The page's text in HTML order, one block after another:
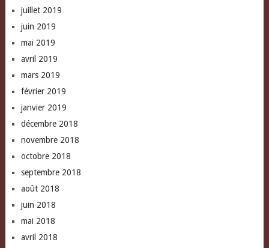
juillet 2019
juin 2019
mai 2019
avril 2019
mars 2019
février 2019
janvier 2019
décembre 2018
novembre 2018
octobre 2018
septembre 2018
août 2018
juin 2018
mai 2018
avril 2018